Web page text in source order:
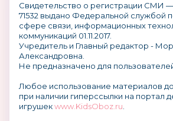
Свидетельство о регистрации СМИ
71532 выдано Федеральной службой
сфере связи, информационных
коммуникаций 01.11.2017.
Учредитель и Главный редактор -
Александровна.
Не предназначено для пользователей
Любое использование материалов
при наличии гиперссылки на портал
игрушекwww.KidsOboz.ru